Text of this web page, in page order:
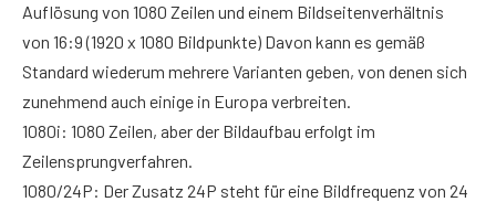
Auflösung von 1080 Zeilen und einem Bildseitenverhältnis
von 16:9 (1920 x 1080 Bildpunkte) Davon kann es gemäß
Standard wiederum mehrere Varianten geben, von denen sich
zunehmend auch einige in Europa verbreiten.
1080i: 1080 Zeilen, aber der Bildaufbau erfolgt im
Zeilensprungverfahren.
1080/24P: Der Zusatz 24P steht für eine Bildfrequenz von 24